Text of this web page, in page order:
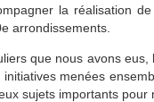
la réalisation
arrondissements.
que nous avons eus,
menées
sujets importants pour